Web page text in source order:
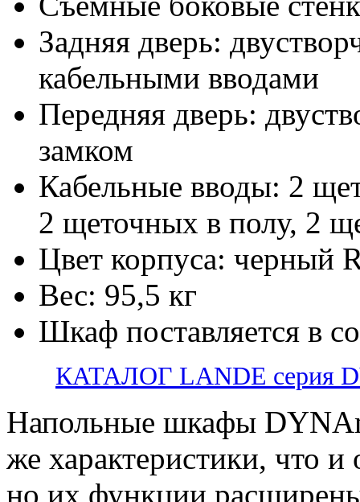
Задняя дверь:
кабельными вводами
Передняя дверь:
замком
Кабельные вводы: 2
2 щеточных в полу, 2
Цвет корпуса: черный
Вес: 95,5 кг
Шкаф поставляется в
КАТАЛОГ LANDE серия
Напольные шкафы
же характеристики, что
но их функции